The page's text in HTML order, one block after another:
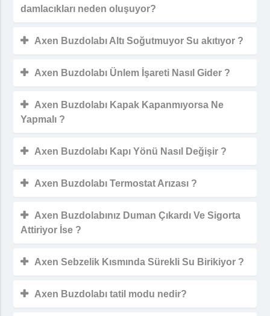
damlacıkları neden oluşuyor?
Axen Buzdolabı Altı Soğutmuyor Su akıtıyor ?
Axen Buzdolabı Ünlem İşareti Nasıl Gider ?
Axen Buzdolabı Kapak Kapanmıyorsa Ne
Yapmalı ?
Axen Buzdolabı Kapı Yönü Nasıl Değişir ?
Axen Buzdolabı Termostat Arızası ?
Axen Buzdolabınız Duman Çıkardı Ve Sigorta
Attiriyor İse ?
Axen Sebzelik Kısmında Sürekli Su Birikiyor ?
Axen Buzdolabı tatil modu nedir?